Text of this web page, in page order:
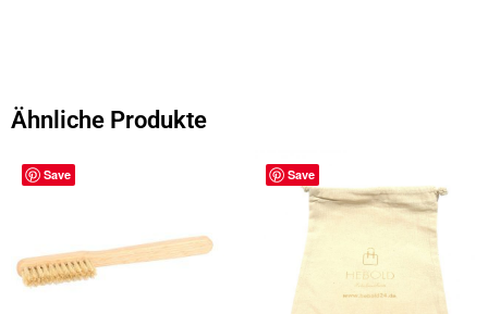
b
o
d
Ähnliche Produkte
Save Save